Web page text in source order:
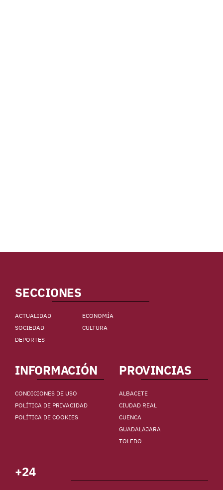
SECCIONES
ACTUALIDAD
ECONOMÍA
SOCIEDAD
CULTURA
DEPORTES
INFORMACIÓN
CONDICIONES DE USO
POLÍTICA DE PRIVACIDAD
POLÍTICA DE COOKIES
PROVINCIAS
ALBACETE
CIUDAD REAL
CUENCA
GUADALAJARA
TOLEDO
+24